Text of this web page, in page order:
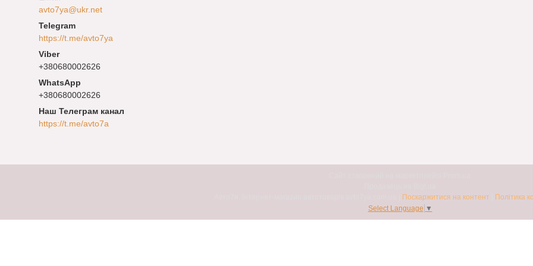
avto7ya@ukr.net
https://t.me/avto7ya
+380680002626
+380680002626
Наш Телеграм канал
https://t.me/avto7a
Поскаржитися на контент
Політика
Select Language ▼